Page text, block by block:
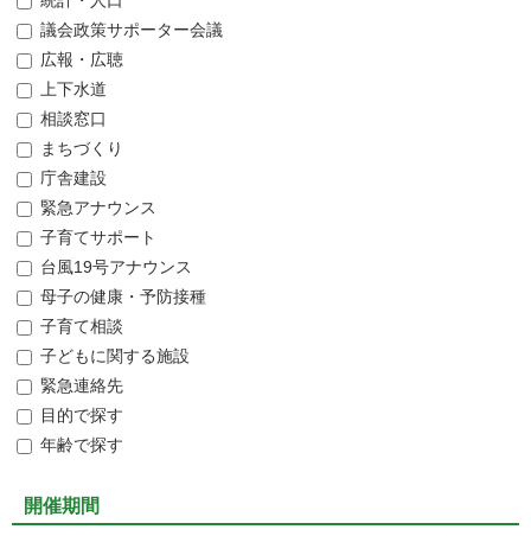
議会政策サポーター会議
広報・広聴
上下水道
相談窓口
まちづくり
庁舎建設
緊急アナウンス
子育てサポート
台風19号アナウンス
母子の健康・予防接種
子育て相談
子どもに関する施設
緊急連絡先
目的で探す
年齢で探す
開催期間